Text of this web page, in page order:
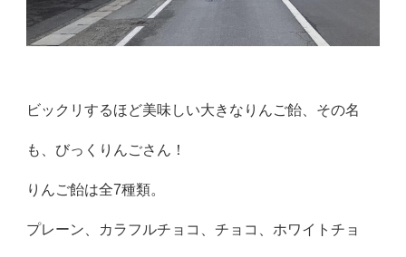
ビックリするほど美味しい大きなりんご飴、その名
も、びっくりんごさん！
りんご飴は全7種類。
プレーン、カラフルチョコ、チョコ、ホワイトチョ